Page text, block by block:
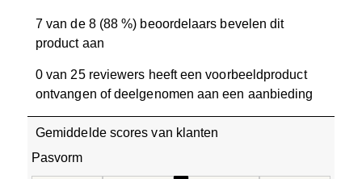
7 van de 8 (88 %) beoordelaars bevelen dit
product aan
0 van 25 reviewers heeft een voorbeeldproduct
ontvangen of deelgenomen aan een aanbieding
Gemiddelde scores van klanten
Pasvorm